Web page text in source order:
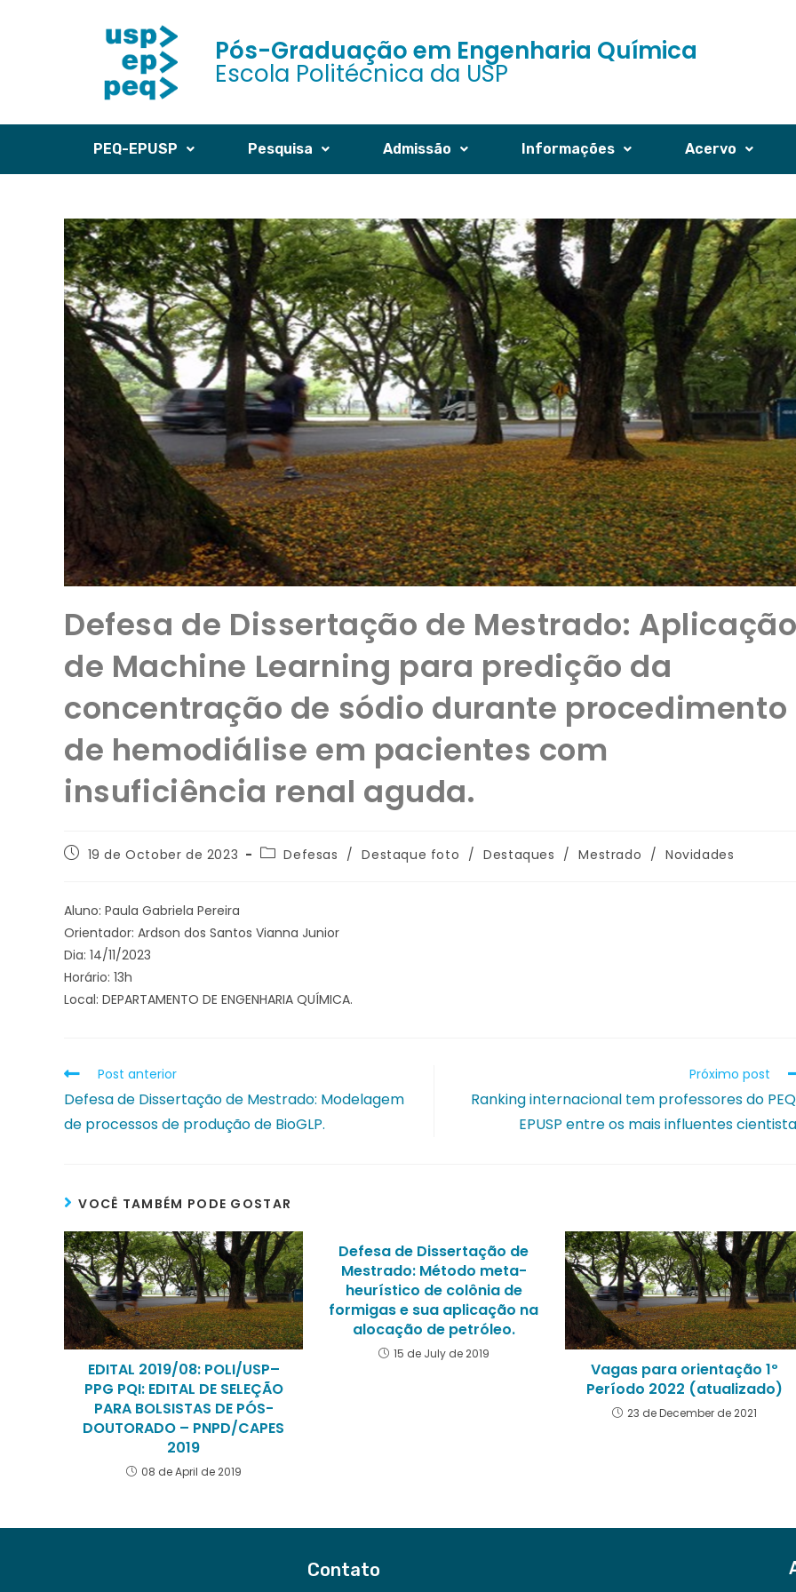
Pós-Graduação em Engenharia Química
Escola Politécnica da USP
PEQ-EPUSP Pesquisa Admissão Informações Acervo
Defesa de Dissertação de Mestrado: Aplicação
de Machine Learning para predição da
concentração de sódio durante procedimento
de hemodiálise em pacientes com
insuficiência renal aguda.
19 de October de 2023 Defesas / Destaque foto / Destaques / Mestrado / Novidades
Aluno: Paula Gabriela Pereira
Orientador: Ardson dos Santos Vianna Junior
Dia: 14/11/2023
Horário: 13h
Local: DEPARTAMENTO DE ENGENHARIA QUÍMICA.
Post anterior
Defesa de Dissertação de Mestrado: Modelagem
de processos de produção de BioGLP.
Próximo post
Ranking internacional tem professores do
EPUSP entre os mais influentes
VOCÊ TAMBÉM PODE GOSTAR
EDITAL 2019/08: POLI/USP–
PPG PQI: EDITAL DE SELEÇÃO
PARA BOLSISTAS DE PÓS-
DOUTORADO – PNPD/CAPES
2019
08 de April de 2019
Defesa de Dissertação de
Mestrado: Método meta-
heurístico de colônia de
formigas e sua aplicação na
alocação de petróleo.
15 de July de 2019
Vagas para orientação 1º
Período 2022 (atualizado)
23 de December de 2021
Contato